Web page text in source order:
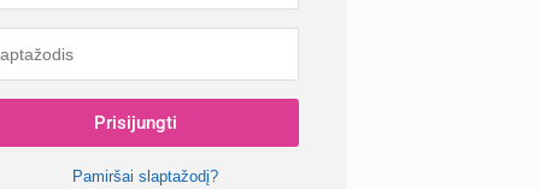
Prisijungti
Pamiršai slaptažodį?